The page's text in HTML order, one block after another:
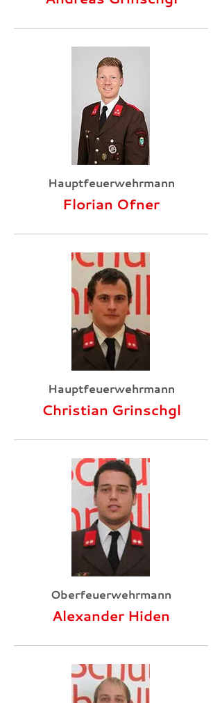
Hauptfeuerwehrmann
Florian Ofner
Hauptfeuerwehrmann
Christian Grinschgl
Oberfeuerwehrmann
Alexander Hiden